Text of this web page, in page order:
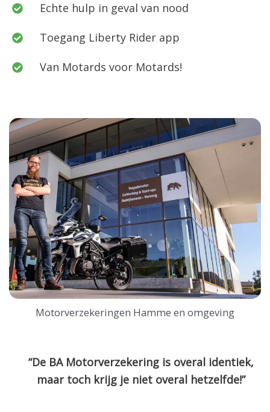
Echte hulp in geval van nood
Toegang Liberty Rider app
Van Motards voor Motards!
Motorverzekeringen Hamme en omgeving
“De BA Motorverzekering is overal identiek,
maar toch krijg je niet overal hetzelfde!”